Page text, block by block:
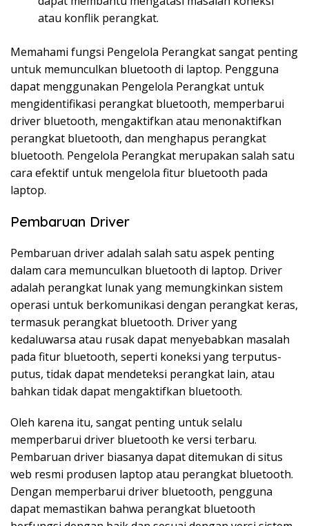
atau konflik perangkat.
Memahami fungsi Pengelola Perangkat sangat penting
untuk memunculkan bluetooth di laptop. Pengguna
dapat menggunakan Pengelola Perangkat untuk
mengidentifikasi perangkat bluetooth, memperbarui
driver bluetooth, mengaktifkan atau menonaktifkan
perangkat bluetooth, dan menghapus perangkat
bluetooth. Pengelola Perangkat merupakan salah satu
cara efektif untuk mengelola fitur bluetooth pada
laptop.
Pembaruan Driver
Pembaruan driver adalah salah satu aspek penting
dalam cara memunculkan bluetooth di laptop. Driver
adalah perangkat lunak yang memungkinkan sistem
operasi untuk berkomunikasi dengan perangkat keras,
termasuk perangkat bluetooth. Driver yang
kedaluwarsa atau rusak dapat menyebabkan masalah
pada fitur bluetooth, seperti koneksi yang terputus-
putus, tidak dapat mendeteksi perangkat lain, atau
bahkan tidak dapat mengaktifkan bluetooth.
Oleh karena itu, sangat penting untuk selalu
memperbarui driver bluetooth ke versi terbaru.
Pembaruan driver biasanya dapat ditemukan di situs
web resmi produsen laptop atau perangkat bluetooth.
Dengan memperbarui driver bluetooth, pengguna
dapat memastikan bahwa perangkat bluetooth